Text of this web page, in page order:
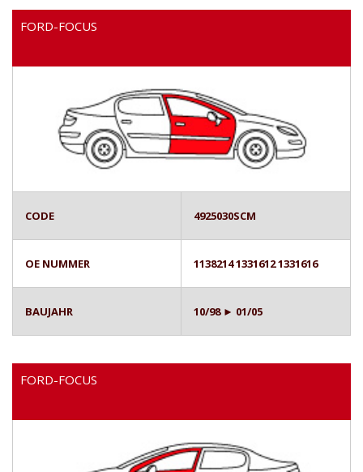
FORD-FOCUS
CODE 4925030SCM
OE NUMMER 1138214 1331612 1331616
BAUJAHR 10/98 ► 01/05
FORD-FOCUS